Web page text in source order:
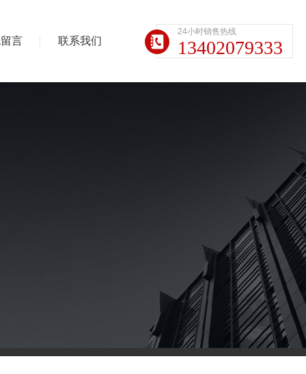
言 联系我们
24小时销售热线
13402079333